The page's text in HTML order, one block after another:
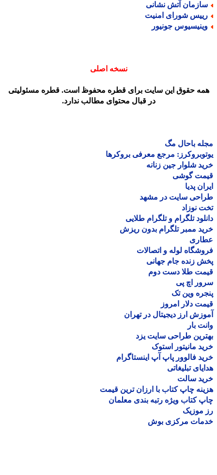
آتش نشانی
شورای امنیت
جونیور
نسخه اصلی
حقوق این سایت برای قطره محفوظ است. قطره مسئولیتی
در قبال محتوای مطالب ندارد.
باحال مگ
مرجع معرفی بروکرها
شلوار جین زنانه
گوشی
پدیا
سایت در مشهد
نوزاد
تلگرام و تلگرام طلایی
ممبر تلگرام بدون ریزش
لوله و اتصالات
زنده جام جهانی
طلا دست دوم
اچ پی
وین تک
دلار امروز
ارز دیجیتال در تهران
بار
طراحی سایت یزد
مانیتور استوک
فالوور پاپ آپ اینستاگرام
تبلیغاتی
سالت
چاپ کتاب با ارزان ترین قیمت
کتاب ویژه رتبه بندی معلمان
موزیک
مرکزی بوش